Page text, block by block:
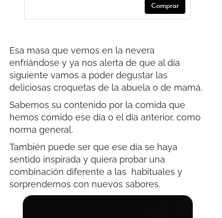
Comprar
Esa masa que vemos en la nevera
enfriándose y ya nos alerta de que al día
siguiente vamos a poder degustar las
deliciosas croquetas de la abuela o de mamá.
Sabemos su contenido por la comida que
hemos comido ese día o el día anterior, como
norma general.
También puede ser que ese día se haya
sentido inspirada y quiera probar una
combinación diferente a las habituales y
sorprendernos con nuevos sabores.